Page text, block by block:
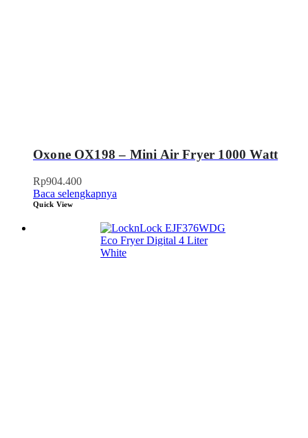
Oxone OX198 – Mini Air Fryer 1000 Watt
Rp904.400
Baca selengkapnya
Quick View